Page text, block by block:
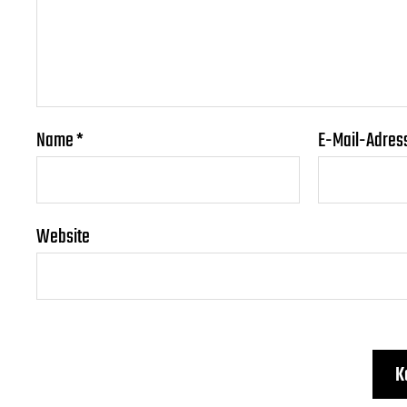
Name* E-Mail-
Website